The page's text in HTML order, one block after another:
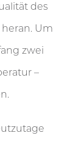
des
Um
zwei
–